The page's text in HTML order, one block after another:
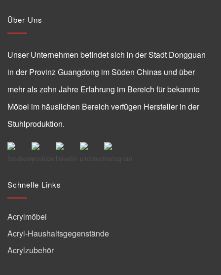
Über Uns
Unser Unternehmen befindet sich in der Stadt Dongguan
in der Provinz Guangdong im Süden Chinas und über
mehr als zehn Jahre Erfahrung im Bereich für bekannte
Möbel im häuslichen Bereich verfügen Hersteller in der
Stuhlproduktion.
Schnelle Links
Acrylmöbel
Acryl-Haushaltsgegenstände
Acrylzubehör